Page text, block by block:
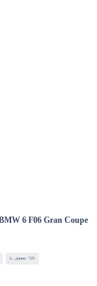
6 F06 Gran Coupe
L, длина: 725